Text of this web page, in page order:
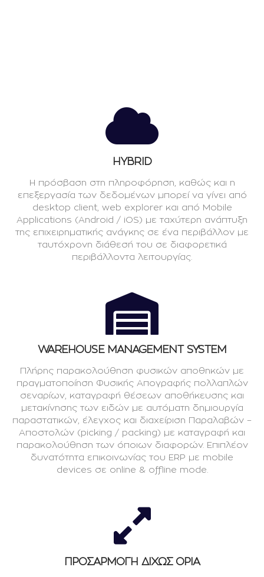
HYBRID
H πρόσβαση στη πληροφόρηση, καθώς και η
επεξεργασία των δεδομένων μπορεί να γίνει από
desktop client, web explorer και από Mobile
Applications (Android / iOS) με ταχύτερη ανάπτυξη
της επιχειρηματικής ανάγκης σε ένα περιβάλλον με
ταυτόχρονη διάθεσή του σε διαφορετικά
περιβάλλοντα λειτουργίας.
WAREHOUSE MANAGEMENT SYSTEM
Πλήρης παρακολούθηση φυσικών αποθηκών με
πραγματοποίηση Φυσικής Απογραφής πολλαπλών
σεναρίων, καταγραφή θέσεων αποθήκευσης και
μετακίνησης των ειδών με αυτόματη δημιουργία
παραστατικών, έλεγχος και διαχείριση Παραλαβών –
Αποστολών (picking / packing) με καταγραφή και
παρακολούθηση των όποιων διαφορών. Επιπλέον
δυνατότητα επικοινωνίας του ERP με mobile
devices σε online & offline mode.
ΠΡΟΣΑΡΜΟΓΗ ΔΙΧΩΣ ΟΡΙΑ